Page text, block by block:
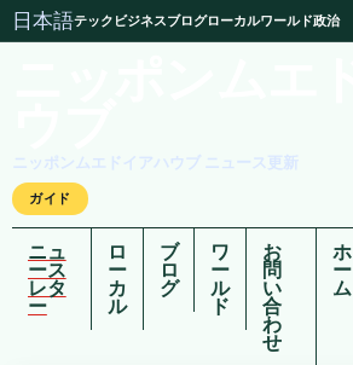
日本語テック ビジネスブログローカルワールド政治
ニッポンムエドイアハウブ ニュース更新
ガイド
ニュ
ース
レタ
ー
ロ
ー
カ
ル
ブ
ロ
グ
ワ
ー
ル
ド
お
問
い
合
わ
せ
ホ
ー
ム